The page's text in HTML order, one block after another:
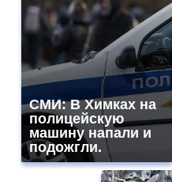
СМИ: В Химках на
полицейскую
машину напали и
подожгли.